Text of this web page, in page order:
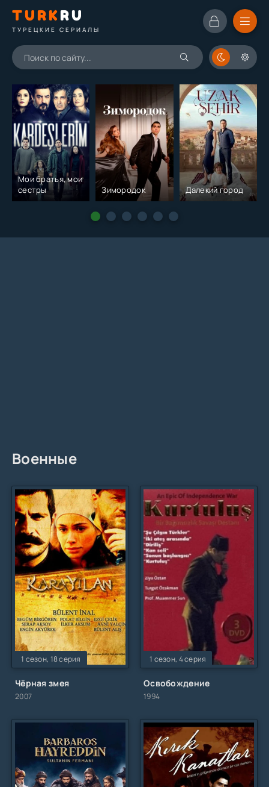
TURKRU
ТУРЕЦКИЕ СЕРИАЛЫ
Мои братья, мои
сестры
Зимородок Далекий город
Военные
1 сезон, 18 серия
Чёрная змея
2007
1 сезон, 4 серия
Освобождение
1994